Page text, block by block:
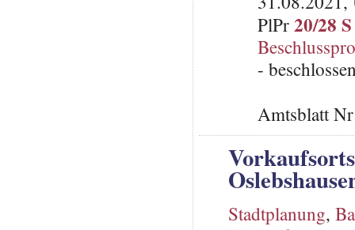
PlPr20/28 S
-
Amtsblatt
Stadtplanung,